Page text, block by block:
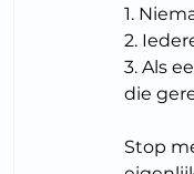
1.
2.
3. Als
die
Stop